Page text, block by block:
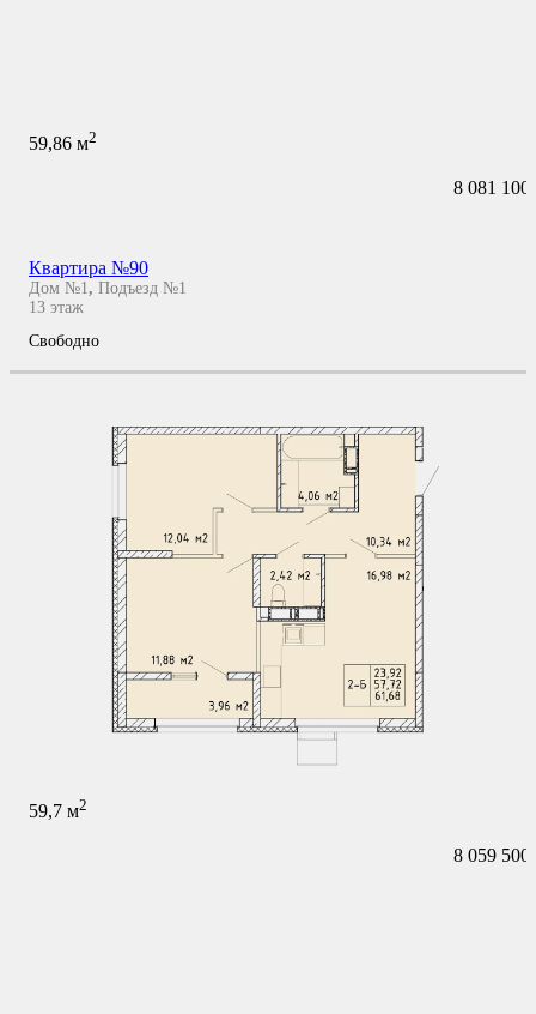
59,86 м2
8 081 100
Квартира №90
Дом №1, Подъезд №1
13 этаж
Свободно
59,7 м2
8 059 500